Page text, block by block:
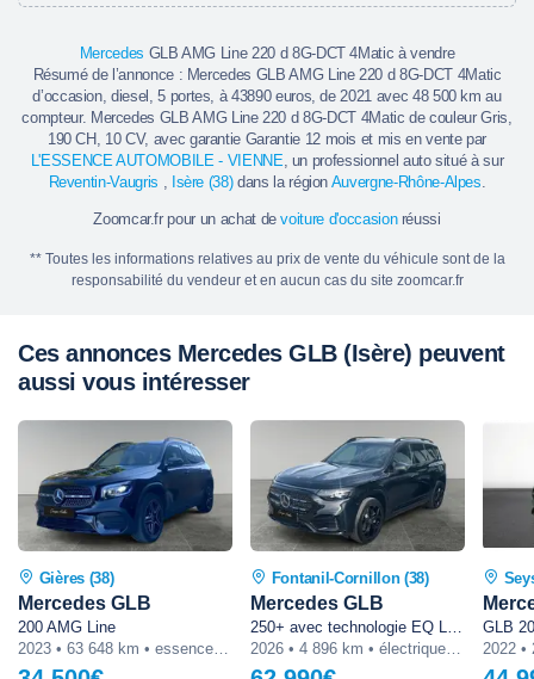
- Ordinateur de bord.
- Direction asservie à la vitesse.
- Régulateur de vitesse et limiteur de vitesse.
- Pack stationnement avec caméra et radars 360° avec
fonction de freinage d'urgence lors de manoeuvres.
- Aide au stationnement active avec PARKTRONIC.
- Antipatinage.
- MBUX réalité augmentée pour la navigation
- Assistant de conduite avec alerte survitesse et assistant
de maintien dans la voie
Sécurité:
- Airbags frontaux et latéraux
- Alerte de sous gonflage des pneus
- Détection de fatigue
- Assitant de maintien dans la voie
- Système de contrôle en descente
- Assistant de distance de sécurité
Mercedes GLB AMG Line 220 d 8G-DCT 4Matic à vendre
Résumé de l’annonce : Mercedes GLB AMG Line 220 d 8G-DCT 4Matic
d’occasion, diesel, 5 portes, à 43890 euros, de 2021 avec 48 500 km au
compteur. Mercedes GLB AMG Line 220 d 8G-DCT 4Matic de couleur Gris,
190 CH, 10 CV, avec garantie Garantie 12 mois et mis en vente par
L'ESSENCE AUTOMOBILE - VIENNE, un professionnel auto situé à sur
Reventin-Vaugris , Isère (38)dans la région Auvergne-Rhône-Alpes.
Zoomcar.fr pour un achat devoiture d'occasionréussi
** Toutes les informations relatives au prix de vente du véhicule sont de la
responsabilité du vendeur et en aucun cas du site zoomcar.fr
Ces annonces Mercedes GLB (Isère) peuvent
aussi vous intéresser
Gières (38)
Mercedes GLB
200 AMG Line
2023 • 63 648 km • essence • automatique
Fontanil-Cornillon (38)
Mercedes GLB
250+ avec technologie EQ Limited Edition
2026 • 4 896 km • électrique • automatique
GLB